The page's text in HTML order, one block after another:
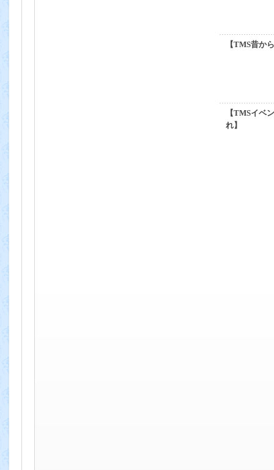
【TMS昔か
【TMSイベ
れ】